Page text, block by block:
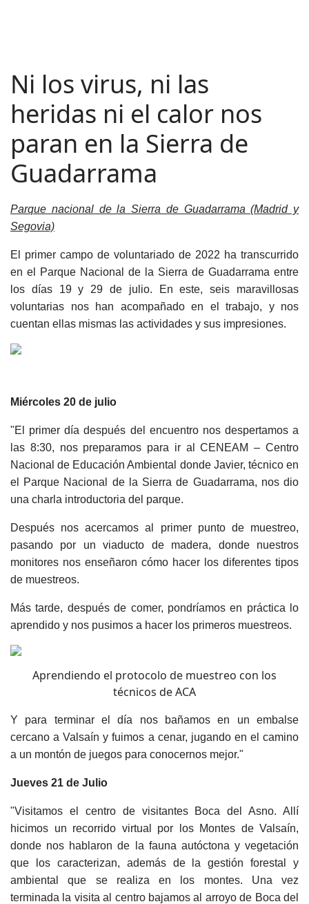
Ni los virus, ni las
heridas ni el calor nos
paran en la Sierra de
Guadarrama
Parque nacional de la Sierra de Guadarrama (Madrid y
Segovia)
El primer campo de voluntariado de 2022 ha transcurrido
en el Parque Nacional de la Sierra de Guadarrama entre
los días 19 y 29 de julio. En este, seis maravillosas
voluntarias nos han acompañado en el trabajo, y nos
cuentan ellas mismas las actividades y sus impresiones.
Miércoles 20 de julio
"El primer día después del encuentro nos despertamos a
las 8:30, nos preparamos para ir al CENEAM – Centro
Nacional de Educación Ambiental donde Javier, técnico en
el Parque Nacional de la Sierra de Guadarrama, nos dio
una charla introductoria del parque.
Después nos acercamos al primer punto de muestreo,
pasando por un viaducto de madera, donde nuestros
monitores nos enseñaron cómo hacer los diferentes tipos
de muestreos.
Más tarde, después de comer, pondríamos en práctica lo
aprendido y nos pusimos a hacer los primeros muestreos.
Aprendiendo el protocolo de muestreo con los
técnicos de ACA
Y para terminar el día nos bañamos en un embalse
cercano a Valsaín y fuimos a cenar, jugando en el camino
a un montón de juegos para conocernos mejor."
Jueves 21 de Julio
"Visitamos el centro de visitantes Boca del Asno. Allí
hicimos un recorrido virtual por los Montes de Valsaín,
donde nos hablaron de la fauna autóctona y vegetación
que los caracterizan, además de la gestión forestal y
ambiental que se realiza en los montes. Una vez
terminada la visita al centro bajamos al arroyo de Boca del